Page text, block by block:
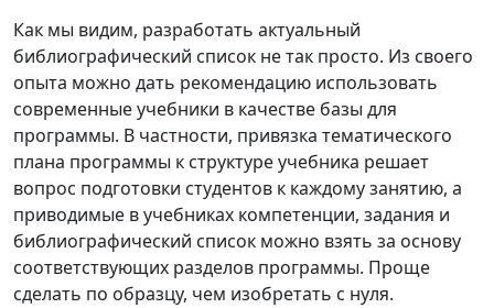
Как мы видим, разработать актуальный
библиографический список не так просто. Из своего
опыта можно дать рекомендацию использовать
современные учебники в качестве базы для
программы. В частности, привязка тематического
плана программы к структуре учебника решает
вопрос подготовки студентов к каждому занятию, а
приводимые в учебниках компетенции, задания и
библиографический список можно взять за основу
соответствующих разделов программы. Проще
сделать по образцу, чем изобретать с нуля.